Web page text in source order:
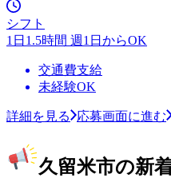
シフト
1日1.5時間 週1日からOK
交通費支給
未経験OK
詳細を見る 応募画面に進む
久留米市の新